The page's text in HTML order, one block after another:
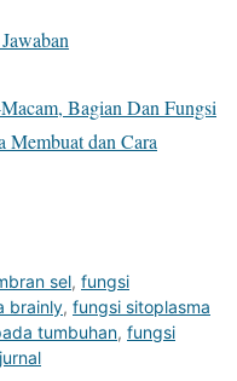
Bagian Dan Fungsi
Membuat dan Cara
sel, fungsi
brainly, fungsi sitoplasma
tumbuhan, fungsi